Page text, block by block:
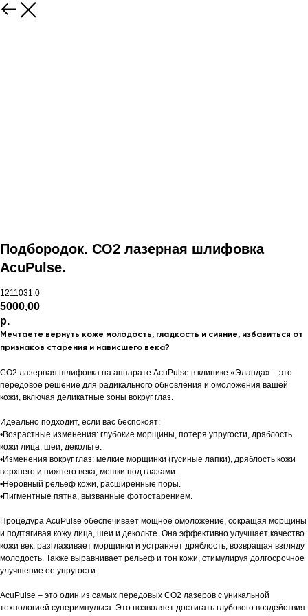
Подбородок. CO2 лазерная шлифовка
AcuPulse.
1211031.0
5000,00
р.
Мечтаете вернуть коже молодость, гладкость и сияние, избавиться от
признаков старения и нависшего века?
CO2 лазерная шлифовка на аппарате AcuPulse в клинике «Эланда» – это
передовое решение для радикального обновления и омоложения вашей
кожи, включая деликатные зоны вокруг глаз.
Идеально подходит, если вас беспокоят:
•Возрастные изменения: глубокие морщины, потеря упругости, дряблость
кожи лица, шеи, декольте.
•Изменения вокруг глаз: мелкие морщинки (гусиные лапки), дряблость кожи
верхнего и нижнего века, мешки под глазами.
•Неровный рельеф кожи, расширенные поры.
•Пигментные пятна, вызванные фотостарением.
Процедура AcuPulse обеспечивает мощное омоложение, сокращая морщины
и подтягивая кожу лица, шеи и декольте. Она эффективно улучшает качество
кожи век, разглаживает морщинки и устраняет дряблость, возвращая взгляду
молодость. Также выравнивает рельеф и тон кожи, стимулируя долгосрочное
улучшение ее упругости.
AcuPulse – это один из самых передовых CO2 лазеров с уникальной
технологией суперимпульса. Это позволяет достигать глубокого воздействия